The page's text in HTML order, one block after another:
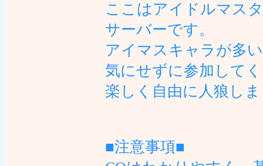
ここはアイドルマス
サーバーです。
アイマスキャラが多
気にせずに参加して
楽しく自由に人狼し
■注意事項■